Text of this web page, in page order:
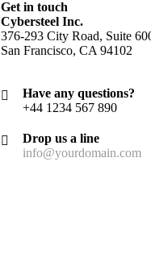
Get in touch
Cybersteel Inc.
376-293 City Road, Suite
San Francisco, CA 94102
Have any questions?
+44 1234 567 890
Drop us a line
info@yourdomain.com